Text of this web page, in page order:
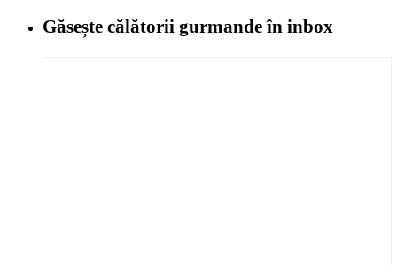
Găsește călătorii gurmandeîn inbox